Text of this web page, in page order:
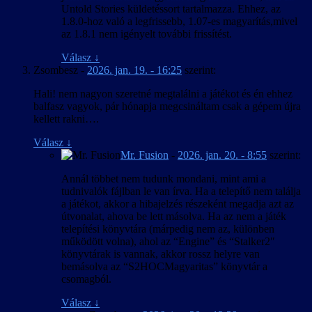
maradtak/maradnak olyanok, amelyeket nem talál(t)unk meg.
Szintén a tesztelés során derült ki, hogy a szöveg nehezen
megállapítható hányada vélhetően (már) nem használt (már hogy
azon a rengeteg teszt és egyéb szövegen kívül, amiről azonnal
látszott, hogy semmi keresnivalója egy játék kiadási változatában,
így ezeket teljesen kihagytuk); valamikor a fejlesztés során kivágott
részekhez tartozhatott, így tulajdonképpen felesleges munka volt
lefordítani, viszont ezt nem hogy előre, de még a tesztelés után sem
lehetett teljesen biztosan tudni, tekintve a játék többszörösen
szerteágazó, a korábbi döntésektől függően alakuló fő- és
mellékküldetésszálait. A tesztelésnél maradva, a játék a
korábbiakhoz képest meglepően hosszúnak bizonyult: közel
százhúsz óra volt végigérni a fő küldetés egyetlen lefutásán és
azokon a mellékküldetéseken, amiket egy végigjátszás során sikerült
megtalálni, még a „szükségtelen” felfedezés, harc és egyéb
tevékenységek lehetőség szerinti elkerülésével is.
2025. május 16. – v1.01
A magyarítás frissítve a játék 1.4-es
2025. május 10. – v1.0
Magyar kezelőfelület, játékszövegek és
szinkronfeliratozás a játék 1.3.2 verziója
különféle tartalmi és egyéb hiba.
megjelenő oktató és figyelmeztető szövegek
nagybetűsre kényszerített címsorában a nem
angol ékezetes betűk kisbetűvel jelennek meg.
Ez a hivatalosan támogatott nyelveknél is így
van, vagyis a játék hibája.
A PDA “Napló” és “Jegyzetek” részének bal
oldali listájában a címek más nyelveken sem
férnek ki.
A véletlenszerűen generált karakterneveket a
Untold Stories küldetéssort tartalmazza. Ehhez, az
1.8.0-hoz való a legfrissebb, 1.07-es magyarítás,mivel
az 1.8.1 nem igényelt további frissítést.
Válasz ↓
Zsombesz - 2026. jan. 19. - 16:25 szerint:
Hali! nem nagyon szeretné megtalálni a játékot és én ehhez
balfasz vagyok, pár hónapja megcsináltam csak a gépem újra
kellett rakni….
Válasz ↓
Mr. Fusion - 2026. jan. 20. - 8:55 szerint:
Annál többet nem tudunk mondani, mint ami a
tudnivalók fájlban le van írva. Ha a telepítő nem találja
a játékot, akkor a hibajelzés részeként megadja azt az
útvonalat, ahova be lett másolva. Ha az nem a játék
telepítési könyvtára (márpedig nem az, különben
működött volna), ahol az “Engine” és “Stalker2″
könyvtárak is vannak, akkor rossz helyre van
bemásolva az “S2HOCMagyaritas” könyvtár a
csomagból.
Válasz ↓